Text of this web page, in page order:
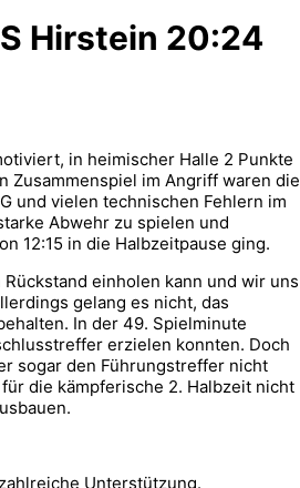
Hirstein 20:24
in heimischer Halle 2 Punkte
Zusammenspiel im Angriff waren die
und vielen technischen Fehlern im
Abwehr zu spielen und
12:15 in die Halbzeitpause ging.
einholen kann und wir uns
gelang es nicht, das
In der 49. Spielminute
erzielen konnten. Doch
sogar den Führungstreffer nicht
die kämpferische 2. Halbzeit nicht
Unterstützung.